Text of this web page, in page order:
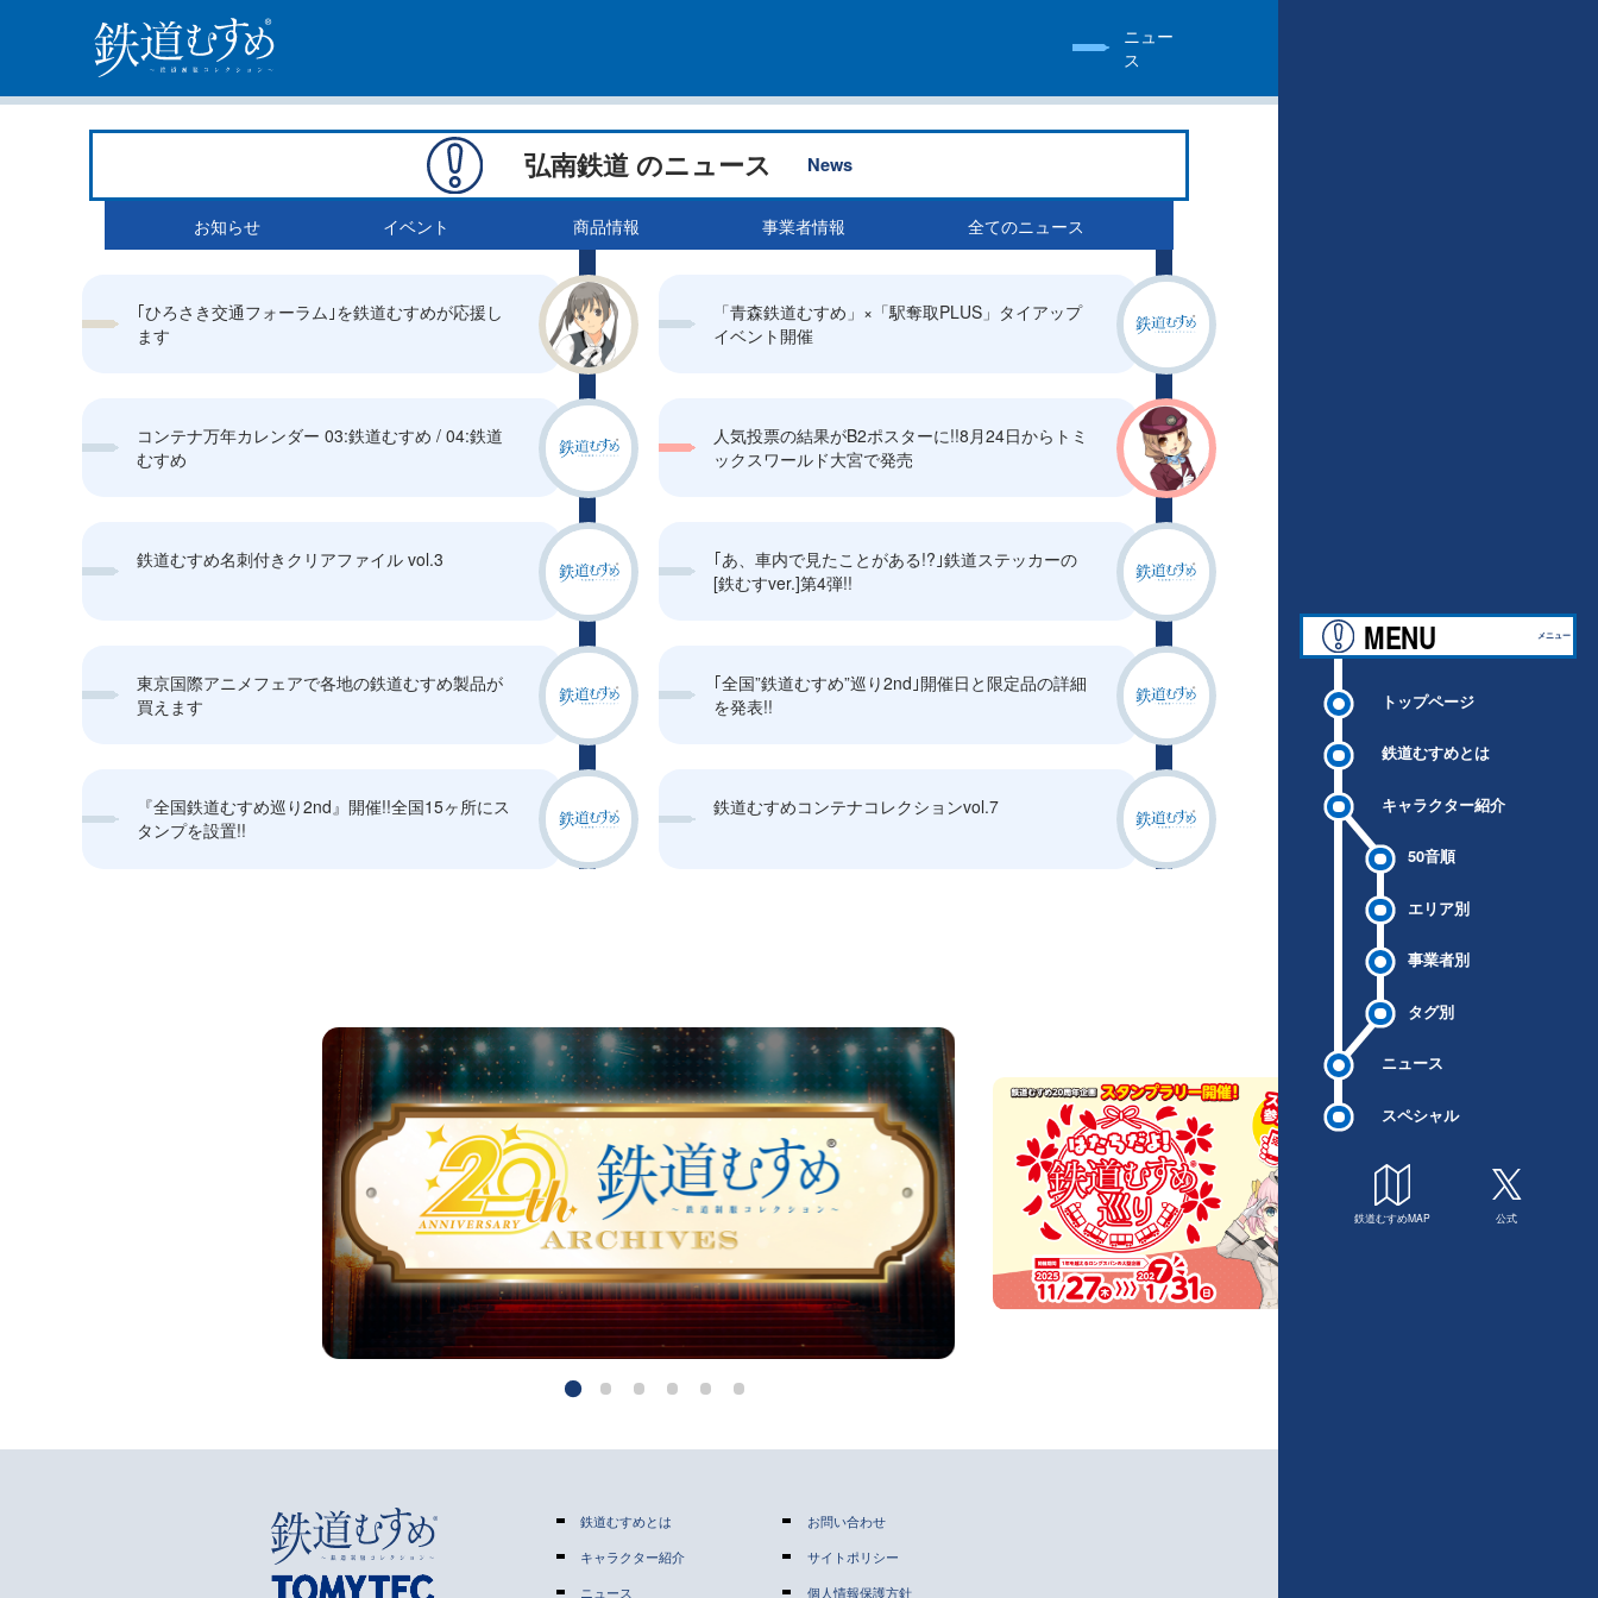
ニュー
ス
MENU メニュー
トップページ
鉄道むすめとは
キャラクター紹介
50音順
エリア別
事業者別
タグ別
ニュース
スペシャル
鉄道むすめMAP 公式
弘南鉄道 のニュース News
お知らせ イベント 商品情報 事業者情報 全てのニュース
｢ひろさき交通フォーラム｣を鉄道むすめが応援し
ます
「青森鉄道むすめ」×「駅奪取PLUS」タイアップ
イベント開催
コンテナ万年カレンダー 03:鉄道むすめ / 04:鉄道
むすめ
人気投票の結果がB2ポスターに!!8月24日からトミ
ックスワールド大宮で発売
鉄道むすめ名刺付きクリアファイル vol.3
｢あ、車内で見たことがある!?｣鉄道ステッカーの
[鉄むすver.]第4弾!!
東京国際アニメフェアで各地の鉄道むすめ製品が
買えます
｢全国”鉄道むすめ”巡り2nd｣開催日と限定品の詳細
を発表!!
『全国鉄道むすめ巡り2nd』開催!!全国15ヶ所にス
タンプを設置!!
鉄道むすめコンテナコレクションvol.7
鉄道むすめとは
キャラクター紹介
ニュース
お問い合わせ
サイトポリシー
個人情報保護方針